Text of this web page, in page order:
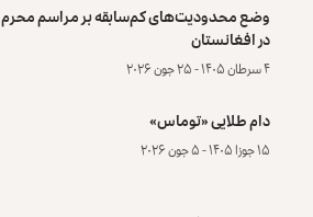
وضع محدودیت‌های کم‌سابقه بر مراسم محرم
در افغانستان
۴ سرطان ۱۴۰۵ - ۲۵ جون ۲۰۲۶
دام طلایی «توماس»
۱۵ جوزا ۱۴۰۵ - ۵ جون ۲۰۲۶